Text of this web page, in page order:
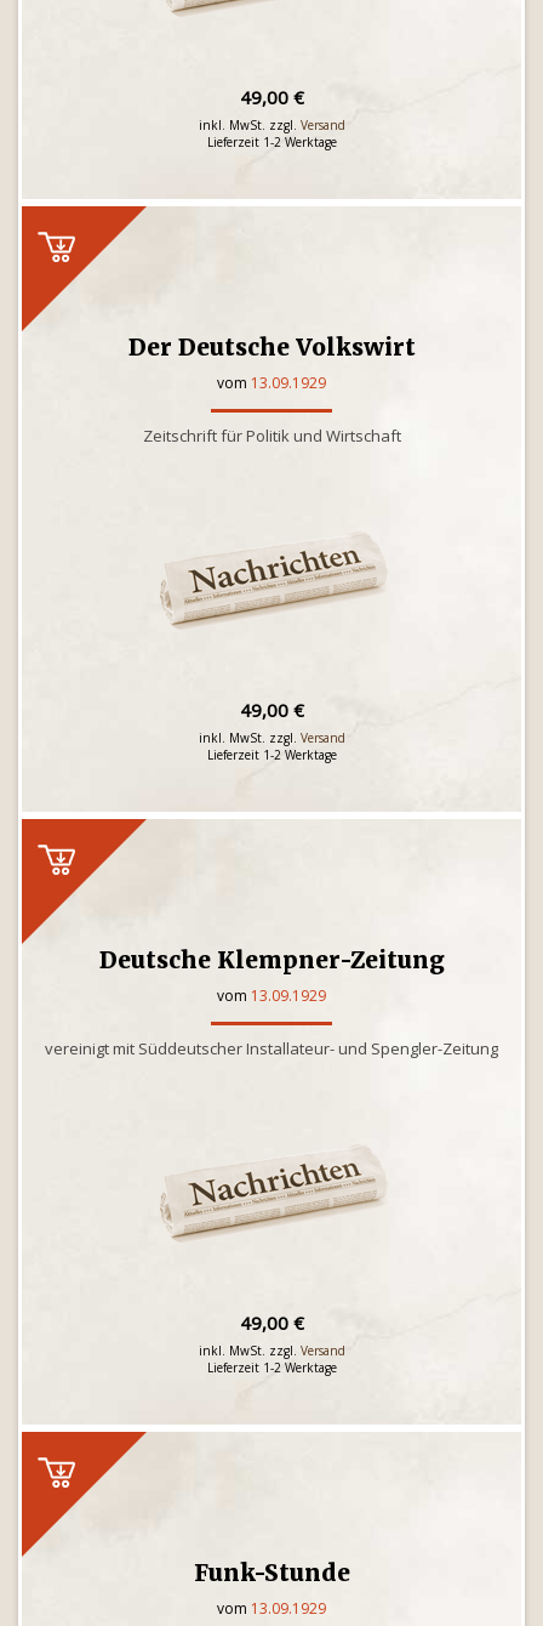
49,00 €
inkl. MwSt. zzgl. Versand
Lieferzeit 1-2 Werktage
Der Deutsche Volkswirt
vom 13.09.1929
Zeitschrift für Politik und Wirtschaft
49,00 €
inkl. MwSt. zzgl. Versand
Lieferzeit 1-2 Werktage
Deutsche Klempner-Zeitung
vom 13.09.1929
vereinigt mit Süddeutscher Installateur- und Spengler-Zeitung
49,00 €
inkl. MwSt. zzgl. Versand
Lieferzeit 1-2 Werktage
Funk-Stunde
vom 13.09.1929